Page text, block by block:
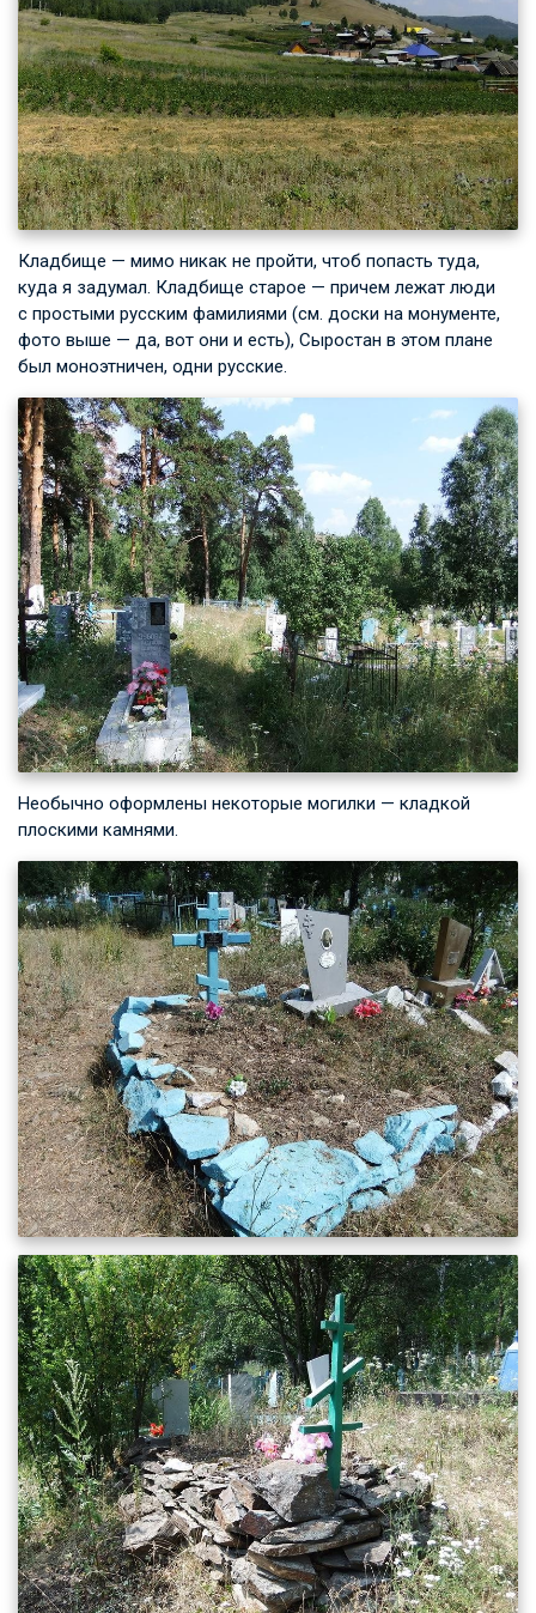
Кладбище — мимо никак не пройти, чтоб попасть туда,
куда я задумал. Кладбище старое — причем лежат люди
с простыми русским фамилиями (см. доски на монументе,
фото выше — да, вот они и есть), Сыростан в этом плане
был моноэтничен, одни русские.
Необычно оформлены некоторые могилки — кладкой
плоскими камнями.